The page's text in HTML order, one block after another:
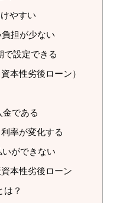
やすい
担が少ない
設定できる
本性劣後ローン）
である
率が変化する
ができない
本性劣後ローン
は？